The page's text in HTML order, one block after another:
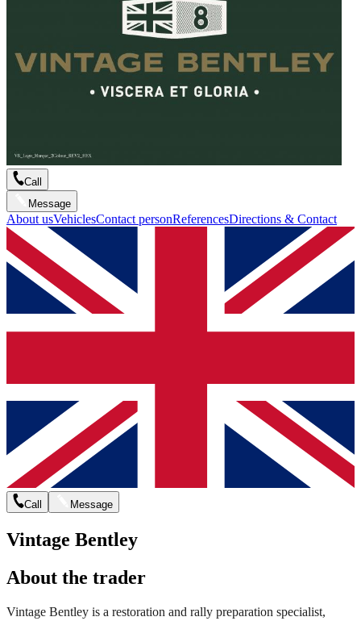
Call
Message
About usVehiclesContact personReferencesDirections & Contact
Call Message
Vintage Bentley
About the trader
Vintage Bentley is a restoration and rally preparation specialist,